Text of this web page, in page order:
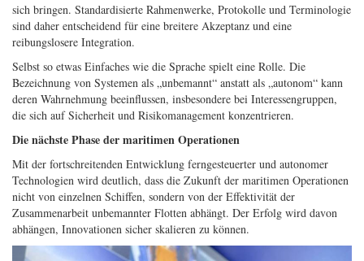
sich bringen. Standardisierte Rahmenwerke, Protokolle und Terminologie
sind daher entscheidend für eine breitere Akzeptanz und eine
reibungslosere Integration.
Selbst so etwas Einfaches wie die Sprache spielt eine Rolle. Die
Bezeichnung von Systemen als „unbemannt“ anstatt als „autonom“ kann
deren Wahrnehmung beeinflussen, insbesondere bei Interessengruppen,
die sich auf Sicherheit und Risikomanagement konzentrieren.
Die nächste Phase der maritimen Operationen
Mit der fortschreitenden Entwicklung ferngesteuerter und autonomer
Technologien wird deutlich, dass die Zukunft der maritimen Operationen
nicht von einzelnen Schiffen, sondern von der Effektivität der
Zusammenarbeit unbemannter Flotten abhängt. Der Erfolg wird davon
abhängen, Innovationen sicher skalieren zu können.